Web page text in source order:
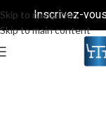
Skip to navigation
Skip to main content
Inscrivez-